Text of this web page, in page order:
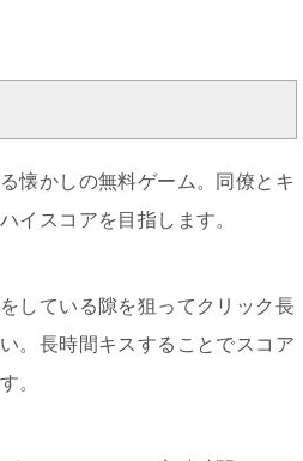
懐かしの無料ゲーム。同僚とキ
イスコアを目指します。
している隙を狙ってクリック長
。長時間キスすることでスコア
。